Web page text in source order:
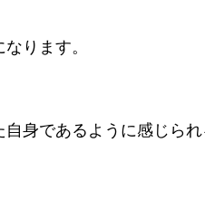
ります。
身であるように感じられ